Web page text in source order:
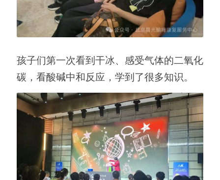
孩子们第一次看到干冰、感受气体的二氧化
碳，看酸碱中和反应，学到了很多知识。